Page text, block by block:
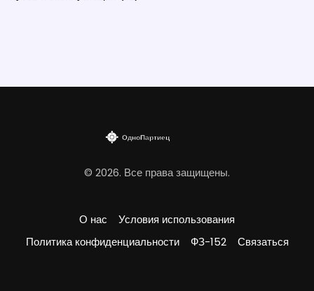
© 2026. Все права защищены.
О нас
Условия использования
Политика конфиденциальности
ФЗ-152 Связаться